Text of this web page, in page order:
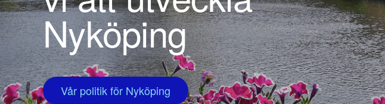
Nyköping
Vår politik för Nyköping